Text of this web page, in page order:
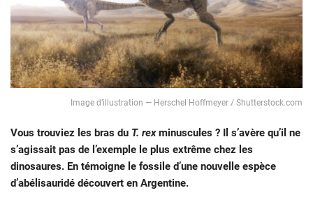
Image d’illustration — Herschel Hoffmeyer / Shutterstock.com
Vous trouviez les bras du T. rexminuscules ? Il s’avère qu’il ne
s’agissait pas de l’exemple le plus extrême chez les
dinosaures. En témoigne le fossile d’une nouvelle espèce
d’abélisauridé découvert en Argentine.